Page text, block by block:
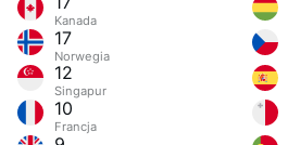
Kanada
17
Norwegia
12
Singapur
10
Francja